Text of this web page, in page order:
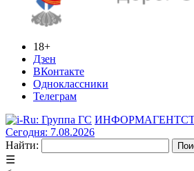
18+
Дзен
ВКонтакте
Одноклассники
Телеграм
Сегодня: 7.08.2026
Найти:
☰